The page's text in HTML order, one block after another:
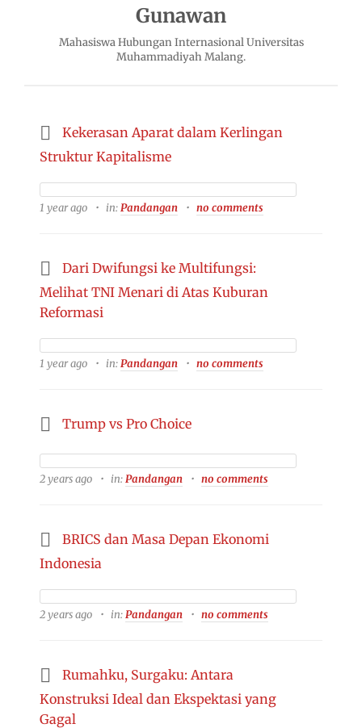
Gunawan
Mahasiswa Hubungan Internasional Universitas
Muhammadiyah Malang.
Kekerasan Aparat dalam Kerlingan
Struktur Kapitalisme
1 year ago in:Pandangan no comments
Dari Dwifungsi ke Multifungsi:
Melihat TNI Menari di Atas Kuburan
Reformasi
1 year ago in:Pandangan no comments
Trump vs Pro Choice
2 years ago in:Pandangan no comments
BRICS dan Masa Depan Ekonomi
Indonesia
2 years ago in:Pandangan no comments
Rumahku, Surgaku: Antara
Konstruksi Ideal dan Ekspektasi yang
Gagal